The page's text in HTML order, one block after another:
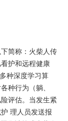
简称：火柴人传
护和远程健康
种深度学习算
种行为（躺、
评估。当发生紧
理人员发送报